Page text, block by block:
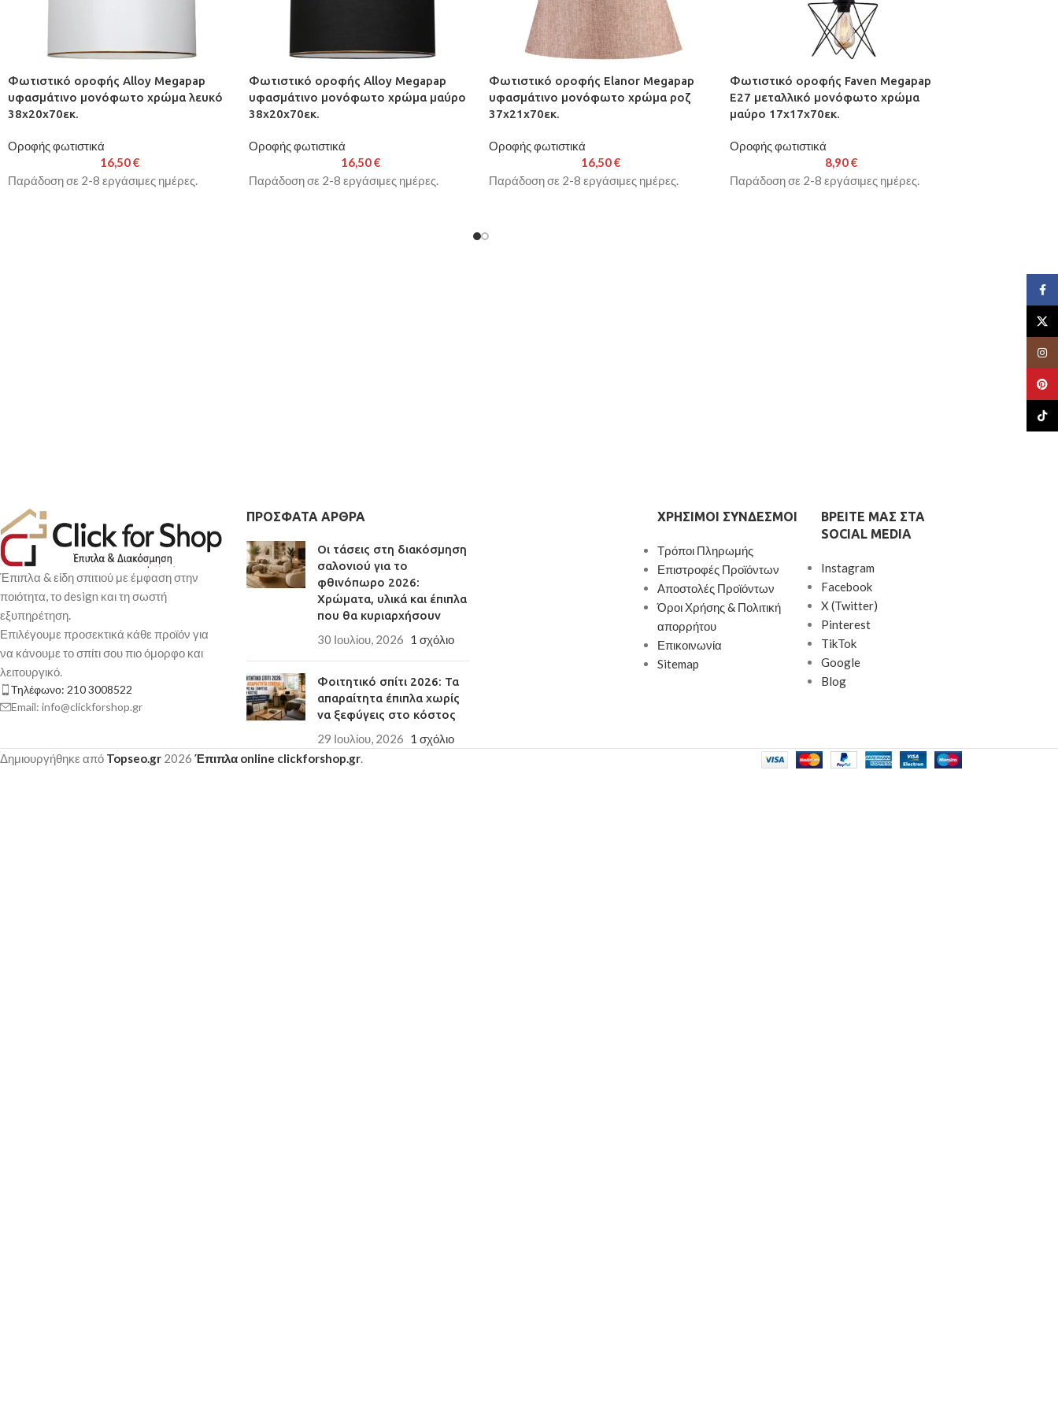
Φωτιστικό οροφής Alloy Megapap
υφασμάτινο μονόφωτο χρώμα λευκό
38x20x70εκ.
Οροφής φωτιστικά
16,50€
Παράδοση σε 2-8 εργάσιμες ημέρες.
Φωτιστικό οροφής Alloy Megapap
υφασμάτινο μονόφωτο χρώμα μαύρο
38x20x70εκ.
Οροφής φωτιστικά
16,50€
Παράδοση σε 2-8 εργάσιμες ημέρες.
Φωτιστικό οροφής Elanor Megapap
υφασμάτινο μονόφωτο χρώμα ροζ
37x21x70εκ.
Οροφής φωτιστικά
16,50€
Παράδοση σε 2-8 εργάσιμες ημέρες.
Φωτιστικό οροφής Faven Megapap
E27 μεταλλικό μονόφωτο χρώμα
μαύρο 17x17x70εκ.
Οροφής φωτιστικά
8,90€
Παράδοση σε 2-8 εργάσιμες ημέρες.
Έπιπλα & είδη σπιτιού με έμφαση στην
ποιότητα, το design και τη σωστή
εξυπηρέτηση.
Επιλέγουμε προσεκτικά κάθε προϊόν για
να κάνουμε το σπίτι σου πιο όμορφο και
λειτουργικό.
Τηλέφωνο: 210 3008522
Email: info@clickforshop.gr
ΠΡΌΣΦΑΤΑ ΆΡΘΡΑ
Οι τάσεις στη διακόσμηση
σαλονιού για το
φθινόπωρο 2026:
Χρώματα, υλικά και έπιπλα
που θα κυριαρχήσουν
30 Ιουλίου, 2026 1 σχόλιο
Φοιτητικό σπίτι 2026: Τα
απαραίτητα έπιπλα χωρίς
να ξεφύγεις στο κόστος
29 Ιουλίου, 2026 1 σχόλιο
ΧΡΉΣΙΜΟΙ ΣΎΝΔΕΣΜΟΙ
Τρόποι Πληρωμής
Επιστροφές Προϊόντων
Αποστολές Προϊόντων
Όροι Χρήσης & Πολιτική
απορρήτου
Επικοινωνία
Sitemap
ΒΡΕΊΤΕ ΜΑΣ ΣΤΑ
SOCIAL MEDIA
Instagram
Facebook
X (Twitter)
Pinterest
TikTok
Google
Blog
Δημιουργήθηκε από Topseo.gr 2026 Έπιπλα online clickforshop.gr.